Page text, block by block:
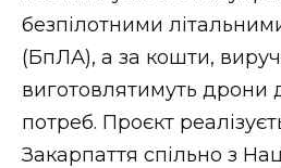
Спорт
Стиль життя
Втрачений Ужгород
безпілотними
(БпЛА), а за кошти,
виготовлятимуть дрони
потреб. Проєкт
Закарпаття спільно з